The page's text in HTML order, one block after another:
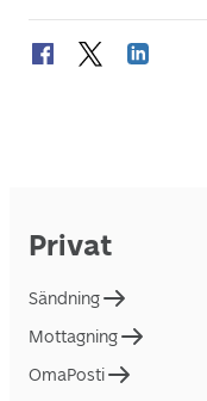
Privat
Sändning
Mottagning
OmaPosti